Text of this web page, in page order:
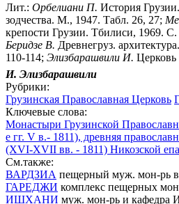
Лит.: Орбелиани П. История
зодчества. М., 1947. Табл. 26, 27;
крепости Грузии. Тбилиси, 1969. С.
Беридзе В. Древнегруз.
110-114; Элизбарашвили И. Церковь
И. Элизбарашвили
Рубрики:
Грузинская Православная Церковь
Ключевые слова:
Монастыри Грузинской
е гг. V в.- 1811), древняя
(XVI-XVII вв. - 1811) Никозской
См.также:
ВАРДЗИА пещерный муж. мон-рь в
ГАРЕДЖИ комплекс пещерных
ИШХАНИ муж. мон-рь и кафедра